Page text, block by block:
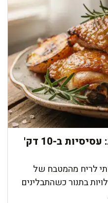
פרגיות בתנור משגעות: עסיסיות ב-10 דק'
לריח מהמטבח של
בתנור כשהתבלינים